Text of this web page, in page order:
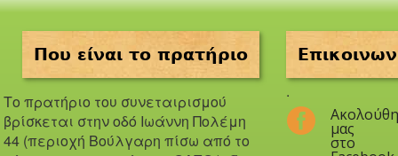
Που είναι το πρατήριο
Το πρατήριο του συνεταιρισμού
βρίσκεται στην οδό Iωάννη Πολέμη
44 (περιοχή Βούλγαρη πίσω από το
.
μας
στο